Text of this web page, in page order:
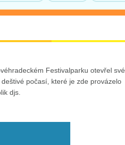
Festivalparku otevřel své
počasí, které je zde provázelo
djs.